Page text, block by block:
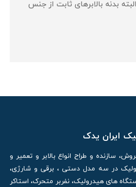
بدنه بالابرهای ثابت از جنس
ایران یدک
سازنده و طراح انواع بالابر و تعمیر و
در سه مدل دستی ، برقی و شارژی،
های هیدرولیک، نفربر متحرک، استاکر